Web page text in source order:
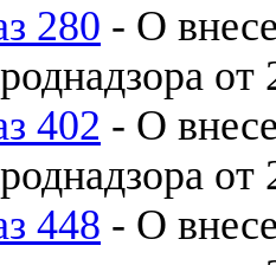
280 - О
402 - О
448 - О